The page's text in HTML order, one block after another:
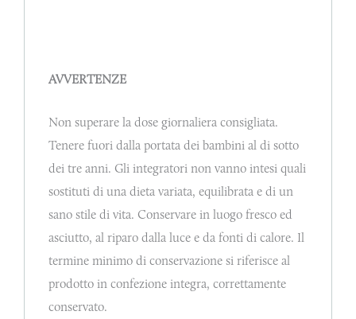
AVVERTENZE
Non superare la dose giornaliera consigliata.
Tenere fuori dalla portata dei bambini al di sotto
dei tre anni. Gli integratori non vanno intesi quali
sostituti di una dieta variata, equilibrata e di un
sano stile di vita. Conservare in luogo fresco ed
asciutto, al riparo dalla luce e da fonti di calore. Il
termine minimo di conservazione si riferisce al
prodotto in confezione integra, correttamente
conservato.